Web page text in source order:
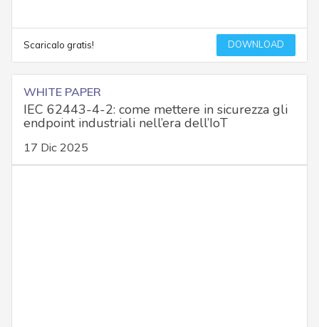
Scaricalo gratis! DOWNLOAD
WHITE PAPER
IEC 62443-4-2: come mettere in sicurezza gli
endpoint industriali nell’era dell’IoT
17 Dic 2025